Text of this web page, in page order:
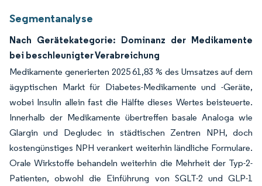
Segmentanalyse
Nach Gerätekategorie: Dominanz der Medikamente
bei beschleunigter Verabreichung
Medikamente generierten 2025 61,83 % des Umsatzes auf dem
ägyptischen Markt für Diabetes-Medikamente und -Geräte,
wobei Insulin allein fast die Hälfte dieses Wertes beisteuerte.
Innerhalb der Medikamente übertreffen basale Analoga wie
Glargin und Degludec in städtischen Zentren NPH, doch
kostengünstiges NPH verankert weiterhin ländliche Formulare.
Orale Wirkstoffe behandeln weiterhin die Mehrheit der Typ-2-
Patienten, obwohl die Einführung von SGLT-2 und GLP-1